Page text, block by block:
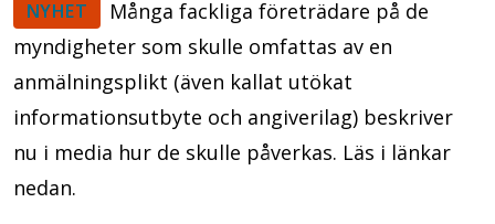
NYHET
Många fackliga företrädare på de
myndigheter som skulle omfattas av en
anmälningsplikt (även kallat utökat
informationsutbyte och angiverilag) beskriver
nu i media hur de skulle påverkas. Läs i länkar
nedan.